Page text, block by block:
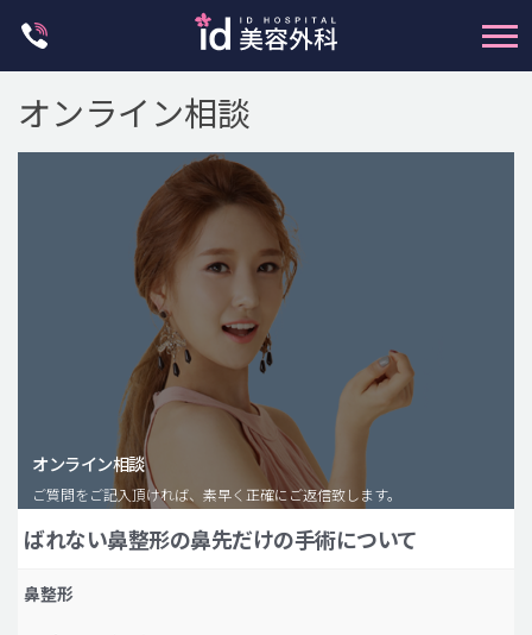
脂肪注入(アンチエイジング)
豊胸手術・バストアップ
プチ整形
オンライン相談
オンライン相談
ご質問をご記入頂ければ、素早く正確にご返信致します。
ばれない鼻整形の鼻先だけの手術について
鼻整形